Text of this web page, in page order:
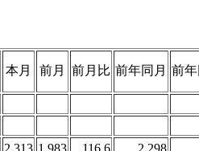
本月 前月 前月比 前年同月 前
2,313 1,983 116.6 2,298